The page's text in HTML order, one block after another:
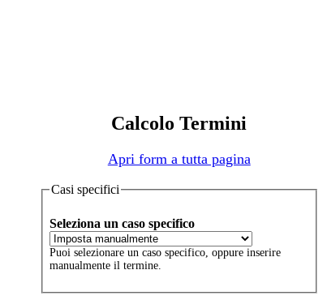
Calcolo Termini
Apri form a tutta pagina
Casi specifici
Seleziona un caso specifico
Puoi selezionare un caso specifico, oppure inserire
manualmente il termine.